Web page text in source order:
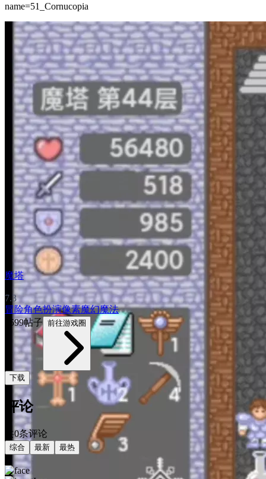
name=51_Cornucopia
魔塔
7.3
冒险角色扮演像素魔幻魔法
1599帖子 前往游戏圈
下载
评论
共0条评论
综合 最新 最热